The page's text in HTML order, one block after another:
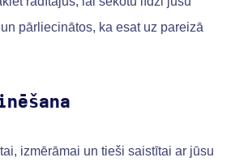
pārliecinātos, ka esat uz pareizā
izmērāmai un tieši saistītai ar jūsu